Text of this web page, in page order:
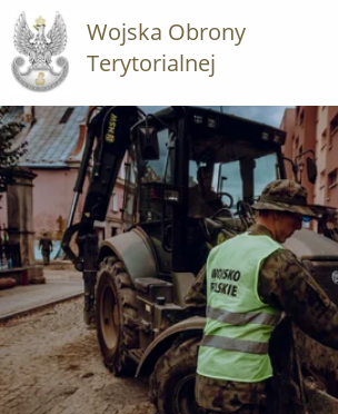
Wojska Obrony
Terytorialnej